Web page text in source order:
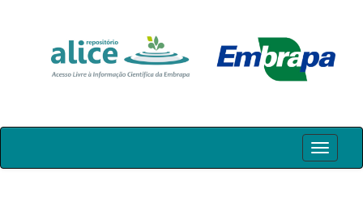
Skip